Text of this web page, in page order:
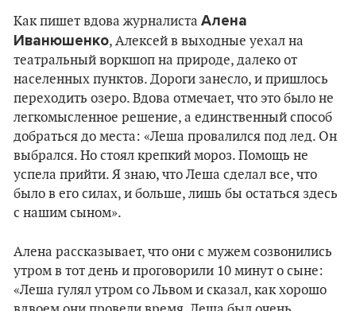
Как пишет вдова журналиста Алена
Иванюшенко, Алексей в выходные уехал на
театральный воркшоп на природе, далеко от
населенных пунктов. Дороги занесло, и пришлось
переходить озеро. Вдова отмечает, что это было не
легкомысленное решение, а единственный способ
добраться до места: «Леша провалился под лед. Он
выбрался. Но стоял крепкий мороз. Помощь не
успела прийти. Я знаю, что Леша сделал все, что
было в его силах, и больше, лишь бы остаться здесь
с нашим сыном».
Алена рассказывает, что они с мужем созвонились
утром в тот день и проговорили 10 минут о сыне:
«Леша гулял утром со Львом и сказал, как хорошо